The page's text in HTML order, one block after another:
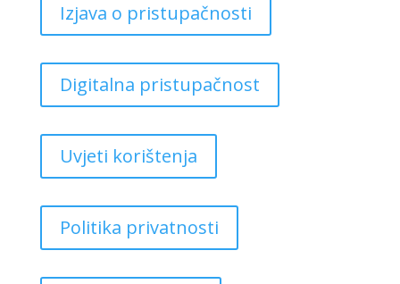
Izjava o pristupačnosti
Digitalna pristupačnost
Uvjeti korištenja
Politika privatnosti